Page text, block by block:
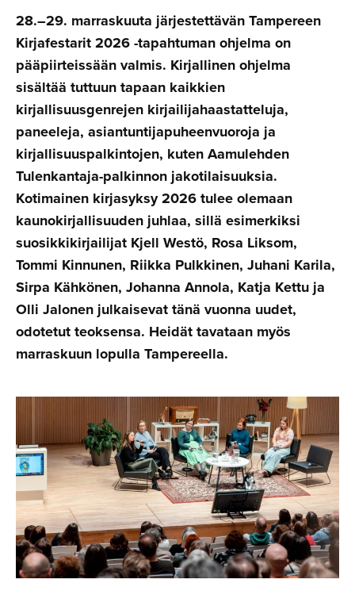
28.–29. marraskuuta järjestettävän Tampereen
Kirjafestarit 2026 -tapahtuman ohjelma on
pääpiirteissään valmis. Kirjallinen ohjelma
sisältää tuttuun tapaan kaikkien
kirjallisuusgenrejen kirjailijahaastatteluja,
paneeleja, asiantuntijapuheenvuoroja ja
kirjallisuuspalkintojen, kuten Aamulehden
Tulenkantaja-palkinnon jakotilaisuuksia.
Kotimainen kirjasyksy 2026 tulee olemaan
kaunokirjallisuuden juhlaa, sillä esimerkiksi
suosikkikirjailijat Kjell Westö, Rosa Liksom,
Tommi Kinnunen, Riikka Pulkkinen, Juhani Karila,
Sirpa Kähkönen, Johanna Annola, Katja Kettu ja
Olli Jalonen julkaisevat tänä vuonna uudet,
odotetut teoksensa. Heidät tavataan myös
marraskuun lopulla Tampereella.